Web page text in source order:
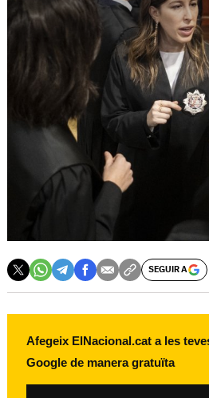
SEGUIR A
Afegeix ElNacional.cat a les
Google de manera gratuïta